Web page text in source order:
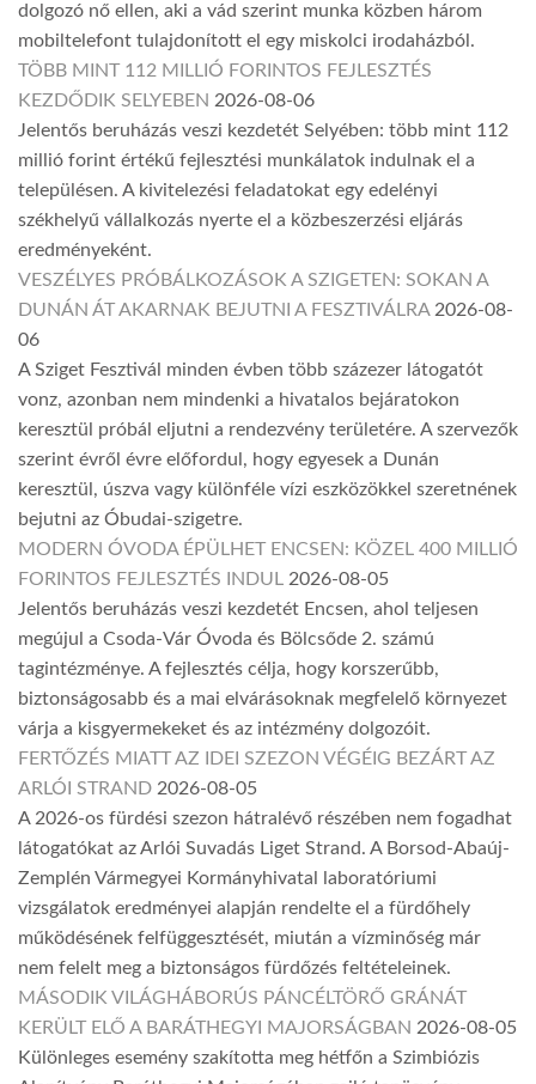
dolgozó nő ellen, aki a vád szerint munka közben három
mobiltelefont tulajdonított el egy miskolci irodaházból.
TÖBB MINT 112 MILLIÓ FORINTOS FEJLESZTÉS
KEZDŐDIK SELYEBEN 2026-08-06
Jelentős beruházás veszi kezdetét Selyében: több mint 112
millió forint értékű fejlesztési munkálatok indulnak el a
településen. A kivitelezési feladatokat egy edelényi
székhelyű vállalkozás nyerte el a közbeszerzési eljárás
eredményeként.
VESZÉLYES PRÓBÁLKOZÁSOK A SZIGETEN: SOKAN A
DUNÁN ÁT AKARNAK BEJUTNI A FESZTIVÁLRA 2026-08-
06
A Sziget Fesztivál minden évben több százezer látogatót
vonz, azonban nem mindenki a hivatalos bejáratokon
keresztül próbál eljutni a rendezvény területére. A szervezők
szerint évről évre előfordul, hogy egyesek a Dunán
keresztül, úszva vagy különféle vízi eszközökkel szeretnének
bejutni az Óbudai-szigetre.
MODERN ÓVODA ÉPÜLHET ENCSEN: KÖZEL 400 MILLIÓ
FORINTOS FEJLESZTÉS INDUL 2026-08-05
Jelentős beruházás veszi kezdetét Encsen, ahol teljesen
megújul a Csoda-Vár Óvoda és Bölcsőde 2. számú
tagintézménye. A fejlesztés célja, hogy korszerűbb,
biztonságosabb és a mai elvárásoknak megfelelő környezet
várja a kisgyermekeket és az intézmény dolgozóit.
FERTŐZÉS MIATT AZ IDEI SZEZON VÉGÉIG BEZÁRT AZ
ARLÓI STRAND 2026-08-05
A 2026-os fürdési szezon hátralévő részében nem fogadhat
látogatókat az Arlói Suvadás Liget Strand. A Borsod-Abaúj-
Zemplén Vármegyei Kormányhivatal laboratóriumi
vizsgálatok eredményei alapján rendelte el a fürdőhely
működésének felfüggesztését, miután a vízminőség már
nem felelt meg a biztonságos fürdőzés feltételeinek.
MÁSODIK VILÁGHÁBORÚS PÁNCÉLTÖRŐ GRÁNÁT
KERÜLT ELŐ A BARÁTHEGYI MAJORSÁGBAN 2026-08-05
Különleges esemény szakította meg hétfőn a Szimbiózis